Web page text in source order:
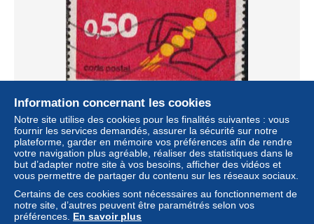
France Poste Obl Yv:1720 Mi:1796 Code postal
(Lign.Ondulées)
± 0,09 $US
Information concernant les cookies
Notre site utilise des cookies pour les finalités suivantes : vous
fournir les services demandés, assurer la sécurité sur notre
plateforme, garder en mémoire vos préférences afin de rendre
votre navigation plus agréable, réaliser des statistiques dans le
but d’adapter notre site à vos besoins, afficher des vidéos et
vous permettre de partager du contenu sur les réseaux sociaux.
Certains de ces cookies sont nécessaires au fonctionnement de
notre site, d’autres peuvent être paramétrés selon vos
préférences. En savoir plus